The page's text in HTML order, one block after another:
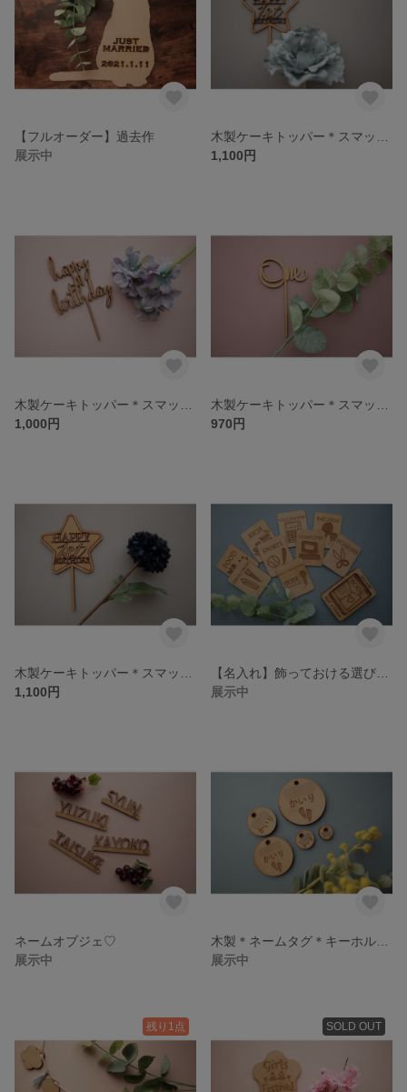
【フルオーダー】過去作
展示中
1,100円
1,000円
970円
1,100円
展示中
ネームオブジェ♡
展示中
展示中
残り1点 SOLD OUT